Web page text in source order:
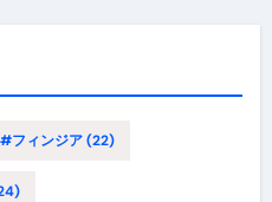
#フィンジア(22)